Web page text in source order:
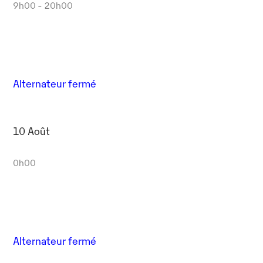
Outlook Live
9h00 - 20h00
Alternateur fermé
10 Août
0h00
Alternateur fermé